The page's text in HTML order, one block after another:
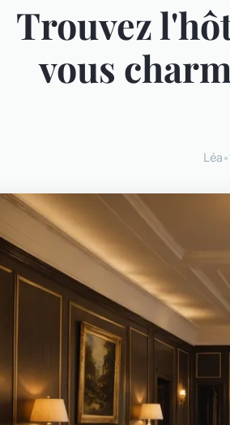
Trouvez
vous
Léa•